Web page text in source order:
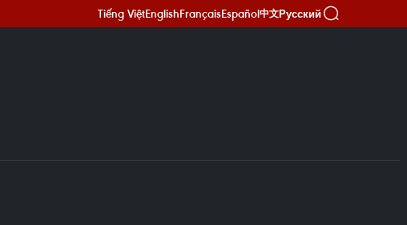
Tiếng ViệtEnglishFrançaisEspañol中文Русский